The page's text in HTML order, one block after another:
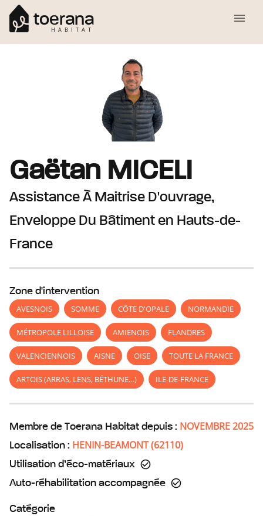
toerana
HABITAT
Gaëtan MICELI
Assistance À Maitrise D'ouvrage,
Enveloppe Du Bâtiment en Hauts-de-
France
Zone d'intervention
AVESNOIS
SOMME CÔTE D'OPALE NORMANDIE
MÉTROPOLE LILLOISE AMIENOIS FLANDRES
VALENCIENNOIS AISNE OISE TOUTE LA FRANCE
ARTOIS (ARRAS, LENS, BÉTHUNE…) ILE-DE-FRANCE
Membre de Toerana Habitat depuis : NOVEMBRE 2025
Localisation : HENIN-BEAMONT(62110)
Utilisation d’éco-matériaux
Auto-réhabilitation accompagnée
Catégorie